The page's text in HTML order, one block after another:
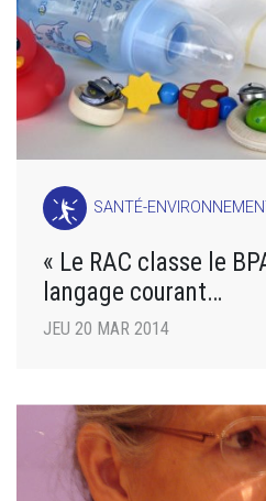
SANTÉ-
« Le RAC classe le
langage courant…
JEU 20 MAR 2014